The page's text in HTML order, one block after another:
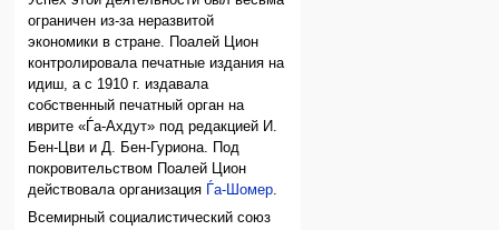
ограничен из-за неразвитой
экономики в стране. Поалей Цион
контролировала печатные издания на
идиш, а с 1910 г. издавала
собственный печатный орган на
иврите «Ѓа-Ахдут» под редакцией И.
Бен-Цви и Д. Бен-Гуриона. Под
покровительством Поалей Цион
действовала организация Ѓа-Шомер
Всемирный социалистический союз